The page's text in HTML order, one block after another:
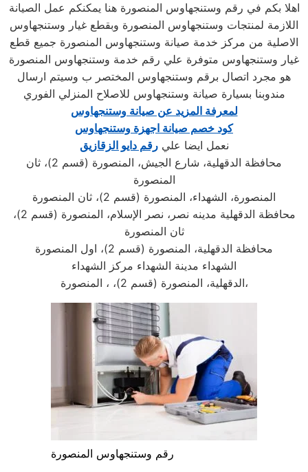
اهلا بكم في رقم وستنجهاوس المنصورة هنا يمكنكم عمل الصيانة
اللازمة لمنتجات وستنجهاوس المنصورة وبقطع غيار وستنجهاوس
الاصلية من مركز خدمة صيانة وستنجهاوس المنصورة جميع قطع
غيار وستنجهاوس متوفرة علي رقم خدمة وستنجهاوس المنصورة
هو مجرد اتصال برقم وستنجهاوس المختصر ب وسيتم ارسال
مندوبنا بسيارة صيانة وستنجهاوس للاصلاح المنزلي الفوري
لمعرفة المزيد عن صيانة وستنجهاوس
كود خصم صيانة اجهزة وستنجهاوس
نعمل ايضا عليرقم دايو الزقازيق
محافظة الدقهلية، شارع الجيش، المنصورة (قسم 2)، ثان
المنصورة
المنصورة، الشهداء، المنصورة (قسم 2)، ثان المنصورة
محافظة الدقهلية مدينه نصر، نصر الإسلام، المنصورة (قسم 2)،
ثان المنصورة
محافظة الدقهلية، المنصورة (قسم 2)، اول المنصورة
الشهداء مدينة الشهداء مركز الشهداء
الدقهلية، المنصورة (قسم 2)، ، المنصورة،
رقم وستنجهاوس المنصورة